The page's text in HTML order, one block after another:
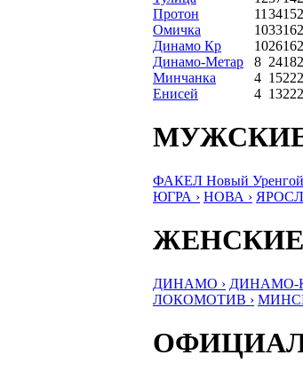
Протон
11 3415
Омичка
103316
Динамо Кр
102616
Динамо-Метар
8 2418
Минчанка
4 1522
Енисей
4 1322
ФАКЕЛ Новый Уренгой
ЮГРА › НОВА ›
ДИНАМО › ДИНАМО-
ЛОКОМОТИВ ›